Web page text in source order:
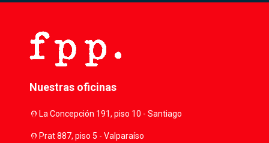
Nuestras oficinas
location_onLa Concepción 191, piso 10 - Santiago
location_onPrat 887, piso 5 - Valparaíso